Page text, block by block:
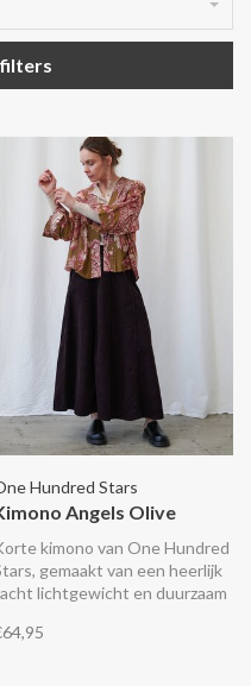
Hundred Stars
Angels Olive
kimono van One Hundred
gemaakt van een heerlijk
lichtgewicht en duurzaam
De kimono valt tot op de